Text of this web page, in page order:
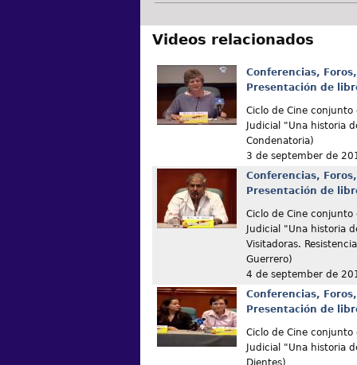
Videos relacionados
Conferencias,
Presentación de
Ciclo de Cine
Judicial "Una historia
Condenatoria)
3 de september de
Conferencias,
Presentación de
Ciclo de Cine
Judicial "Una historia
Visitadoras.
Guerrero)
4 de september de
Conferencias,
Presentación de
Ciclo de Cine
Judicial "Una historia